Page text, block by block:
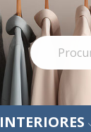
INTERIORES